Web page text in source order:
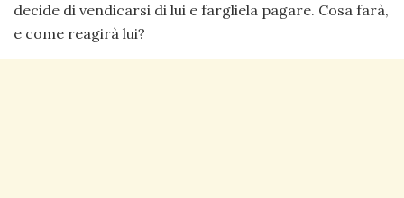
decide di vendicarsi di lui e fargliela pagare. Cosa farà,
e come reagirà lui?